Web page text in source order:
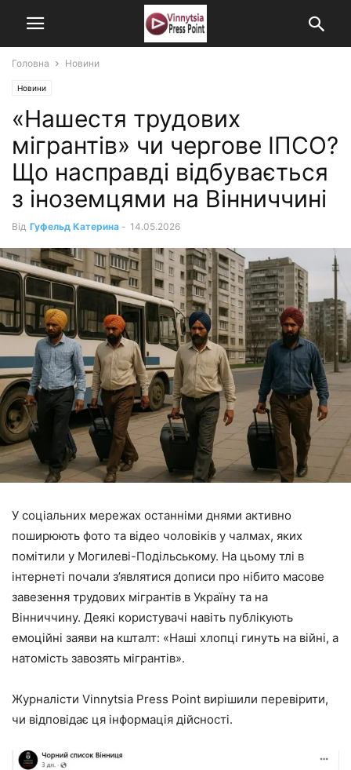
Головна Новини
Новини
«Нашестя трудових
мігрантів» чи чергове ІПСО?
Що насправді відбувається
з іноземцями на Вінниччині
Від Гуфельд Катерина - 14.05.2026
У соціальних мережах останніми днями активно
поширюють фото та відео чоловіків у чалмах, яких
помітили у Могилеві-Подільському. На цьому тлі в
інтернеті почали з’являтися дописи про нібито масове
завезення трудових мігрантів в Україну та на
Вінниччину. Деякі користувачі навіть публікують
емоційні заяви на кшталт: «Наші хлопці гинуть на війні, а
натомість завозять мігрантів».
Журналісти Vinnytsia Press Point вирішили перевірити,
чи відповідає ця інформація дійсності.